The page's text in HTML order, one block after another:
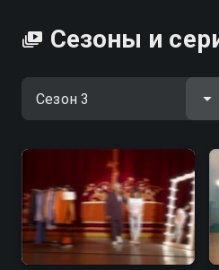
Посмотреть онлайн 3 сезон
вы можете совершенно
качестве на hophop.tv
Сезоны и